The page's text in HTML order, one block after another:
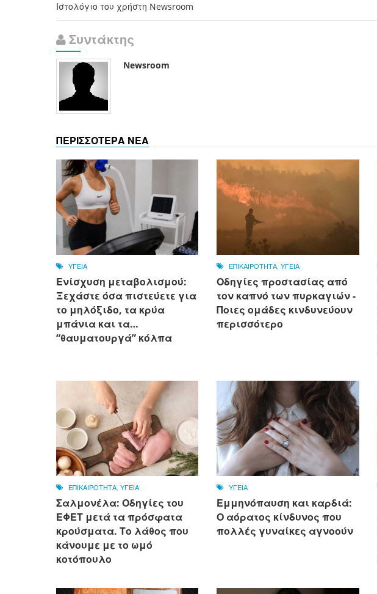
Ιστολόγιο του χρήστη Newsroom
Συντάκτης
Newsroom
ΠΕΡΙΣΣΟΤΕΡΑ ΝΕΑ
ΥΓΕΙΑ
Ενίσχυση μεταβολισμού:
Ξεχάστε όσα πιστεύετε για
το μηλόξιδο, τα κρύα
μπάνια και τα…
“θαυματουργά” κόλπα
ΕΠΙΚΑΙΡΟΤΗΤΑ ,ΥΓΕΙΑ
Οδηγίες προστασίας από
τον καπνό των πυρκαγιών -
Ποιες ομάδες κινδυνεύουν
περισσότερο
ΕΠΙΚΑΙΡΟΤΗΤΑ ΥΓΕΙΑ
Σαλμονέλα: Οδηγίες του
ΕΦΕΤ μετά τα πρόσφατα
κρούσματα. Το λάθος που
κάνουμε με το ωμό
κοτόπουλο
ΥΓΕΙΑ
Εμμηνόπαυση και καρδιά:
Ο αόρατος κίνδυνος που
πολλές γυναίκες αγνοούν